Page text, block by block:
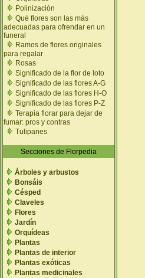
Polinización
Qué flores son las más
adecuadas para ofrendar en un
funeral
Ramos de flores originales
para regalar
Rosas
Significado de la flor de loto
Significado de las flores A-G
Significado de las flores H-O
Significado de las flores P-Z
Terapia florar para dejar de
fumar: pros y contras
Tulipanes
Secciones de Florpedia
Árboles y arbustos
Bonsáis
Césped
Claveles
Flores
Jardín
Orquídeas
Plantas
Plantas de interior
Plantas exóticas
Plantas medicinales